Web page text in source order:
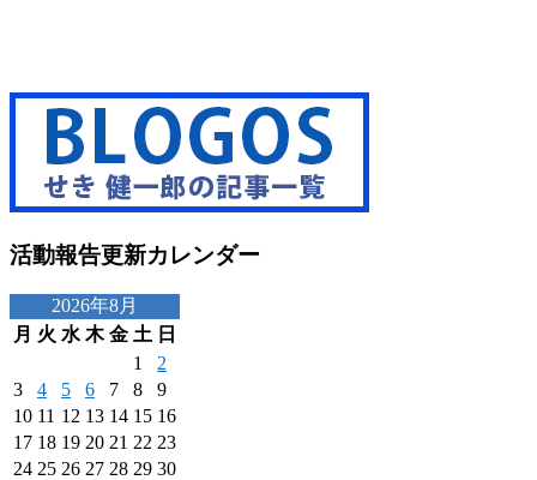
活動報告更新カレンダー
2026年8月
月 火 水 木 金 土 日
1
2
3
4 5 6 7 8
9
10 11 12 13 14 15 16
17 18 19 20 21 22 23
24 25 26 27 28 29 30